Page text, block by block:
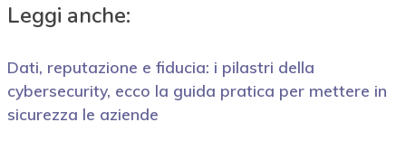
Leggi anche:
Dati, reputazione e fiducia: i pilastri della
cybersecurity, ecco la guida pratica per mettere in
sicurezza le aziende